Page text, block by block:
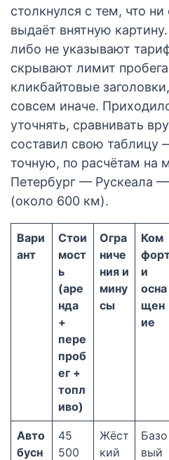
столкнулся с тем, что ни
выдаёт внятную
либо не указывают
скрывают лимит
кликбайтовые
совсем иначе.
уточнять, сравнивать
составил свою таблицу
точную, по расчётам на
Петербург — Рускеала
(около 600 км).
Вари
ант
Стои
мост
ь
(аре
нда
+
пере
проб
ег +
топл
иво)
Огра
ниче
ния и
мину
сы
Ком
и
осна
щен
ие
Авто
бусн
45
500
Жёст
кий
Базо
вый